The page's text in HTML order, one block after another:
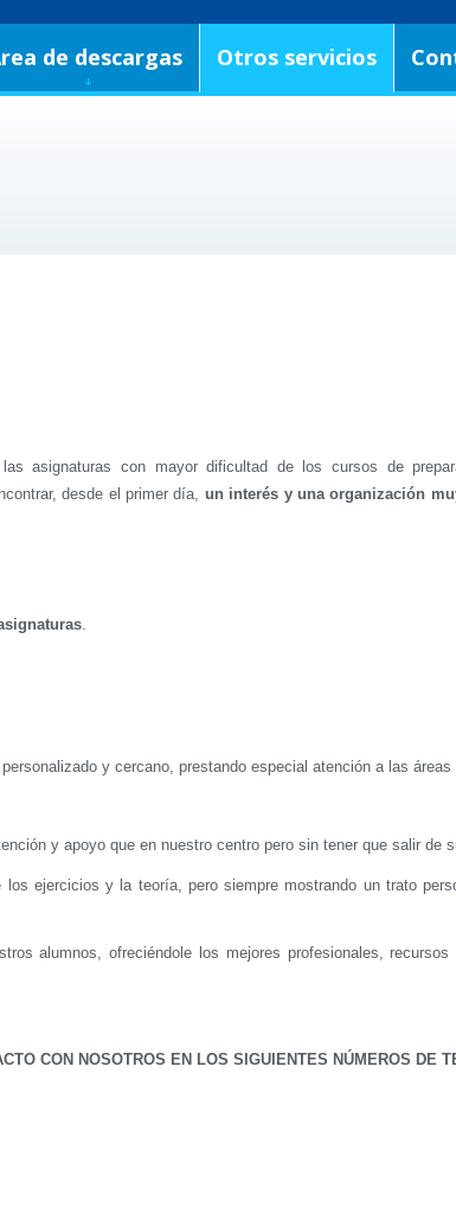
de descargas Otros servicios
asignaturas con mayor dificultad de los cursos de
desde el primer día, un interés y una organización
.
y cercano, prestando especial atención a las
y apoyo que en nuestro centro pero sin tener que salir de
ejercicios y la teoría, pero siempre mostrando un trato
alumnos, ofreciéndole los mejores profesionales,
CON NOSOTROS EN LOS SIGUIENTES NÚMEROS DE